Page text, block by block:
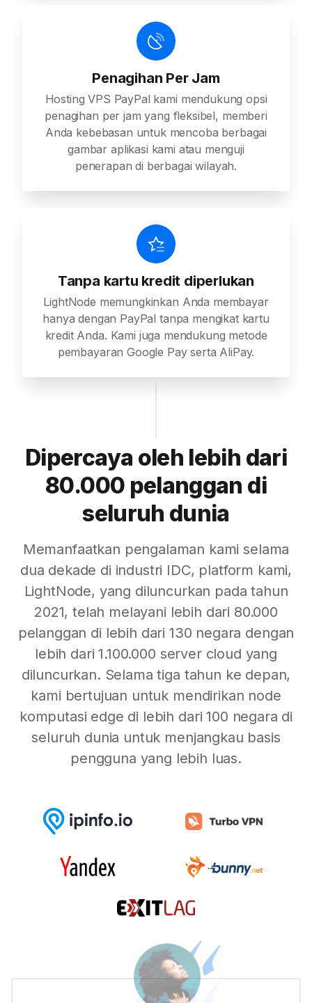
Penagihan Per Jam
Hosting VPS PayPal kami mendukung opsi
penagihan per jam yang fleksibel, memberi
Anda kebebasan untuk mencoba berbagai
gambar aplikasi kami atau menguji
penerapan di berbagai wilayah.
Tanpa kartu kredit diperlukan
LightNode memungkinkan Anda membayar
hanya dengan PayPal tanpa mengikat kartu
kredit Anda. Kami juga mendukung metode
pembayaran Google Pay serta AliPay.
Dipercaya oleh lebih dari
80.000 pelanggan di
seluruh dunia
Memanfaatkan pengalaman kami selama
dua dekade di industri IDC, platform kami,
LightNode, yang diluncurkan pada tahun
2021, telah melayani lebih dari 80.000
pelanggan di lebih dari 130 negara dengan
lebih dari 1.100.000 server cloud yang
diluncurkan. Selama tiga tahun ke depan,
kami bertujuan untuk mendirikan node
komputasi edge di lebih dari 100 negara di
seluruh dunia untuk menjangkau basis
pengguna yang lebih luas.